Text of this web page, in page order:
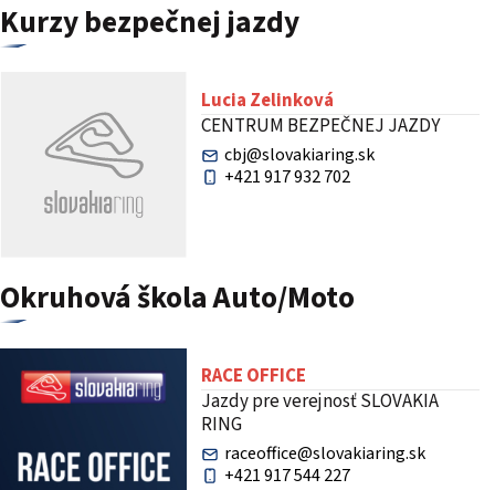
Kurzy bezpečnej jazdy
Lucia Zelinková
CENTRUM BEZPEČNEJ JAZDY
cbj@slovakiaring.sk
+421 917 932 702
Okruhová škola Auto/Moto
RACE OFFICE
Jazdy pre verejnosť SLOVAKIA
RING
raceoffice@slovakiaring.sk
+421 917 544 227